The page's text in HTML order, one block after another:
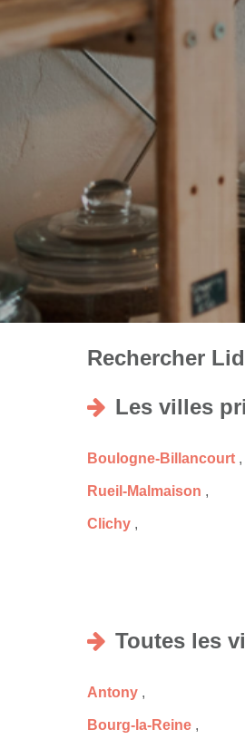
Rechercher
Les villes
Boulogne-Billancourt ,
Rueil-Malmaison ,
Clichy ,
Toutes les
Antony ,
Bourg-la-Reine ,